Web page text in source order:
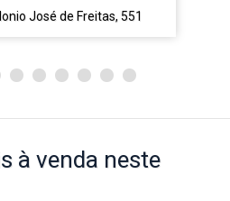
José de Freitas, 551
à venda neste